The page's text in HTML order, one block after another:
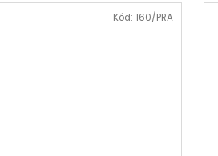
Kód:160/PRA